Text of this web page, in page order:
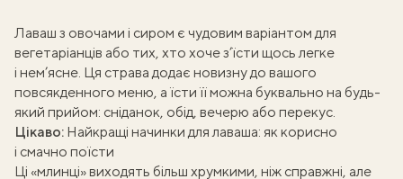
Лаваш з овочами і сиром є чудовим варіантом для
вегетаріанців або тих, хто хоче з’їсти щось легке
і нем’ясне. Ця страва додає новизну до вашого
повсякденного меню, а їсти її можна буквально на будь-
який прийом: сніданок, обід, вечерю або перекус.
Цікаво: Найкращі начинки для лаваша: як корисно
і смачно поїсти
Ці «млинці» виходять більш хрумкими, ніж справжні, але